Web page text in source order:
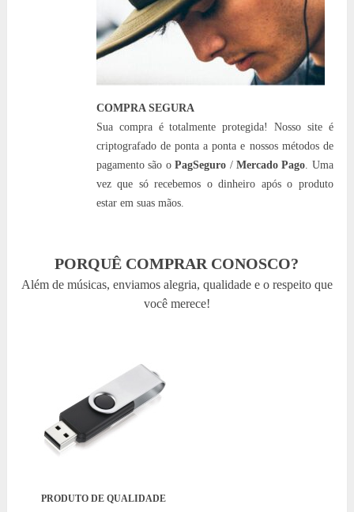
COMPRA SEGURA
Sua compra é totalmente protegida! Nosso site é
criptografado de ponta a ponta e nossos métodos de
pagamento são oPagSeguro /Mercado Pago. Uma
vez que só recebemos o dinheiro após o produto
estar em suas mãos.
PORQUÊ COMPRAR CONOSCO?
Além de músicas, enviamos alegria, qualidade e o respeito que
você merece!
PRODUTO DE QUALIDADE